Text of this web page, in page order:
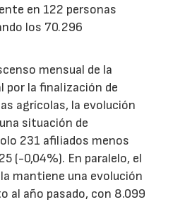
en 122 personas
los 70.296
mensual de la
por la finalización de
agrícolas, la evolución
situación de
231 afiliados menos
(-0,04%). En paralelo, el
mantiene una evolución
al año pasado, con 8.099